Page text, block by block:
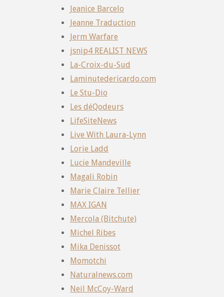
Jeanice Barcelo
Jeanne Traduction
Jerm Warfare
jsnip4 REALIST NEWS
La-Croix-du-Sud
Laminutedericardo.com
Le Stu-Dio
Les déQodeurs
LifeSiteNews
Live With Laura-Lynn
Lorie Ladd
Lucie Mandeville
Magali Robin
Marie Claire Tellier
MAX IGAN
Mercola (Bitchute)
Michel Ribes
Mika Denissot
Momotchi
Naturalnews.com
Neil McCoy-Ward